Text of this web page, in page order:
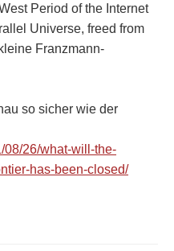
Period of the Internet
Universe, freed from
Franzmann-
so sicher wie der
08/26/what-will-the-
has-been-closed/